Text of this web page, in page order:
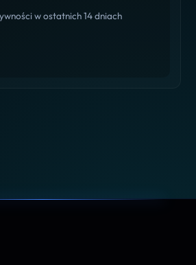
w ostatnich 14 dniach